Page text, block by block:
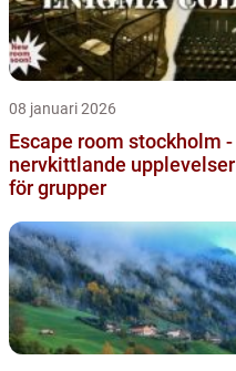
08 januari 2026
Escape room stockholm -
nervkittlande upplevelser
för grupper